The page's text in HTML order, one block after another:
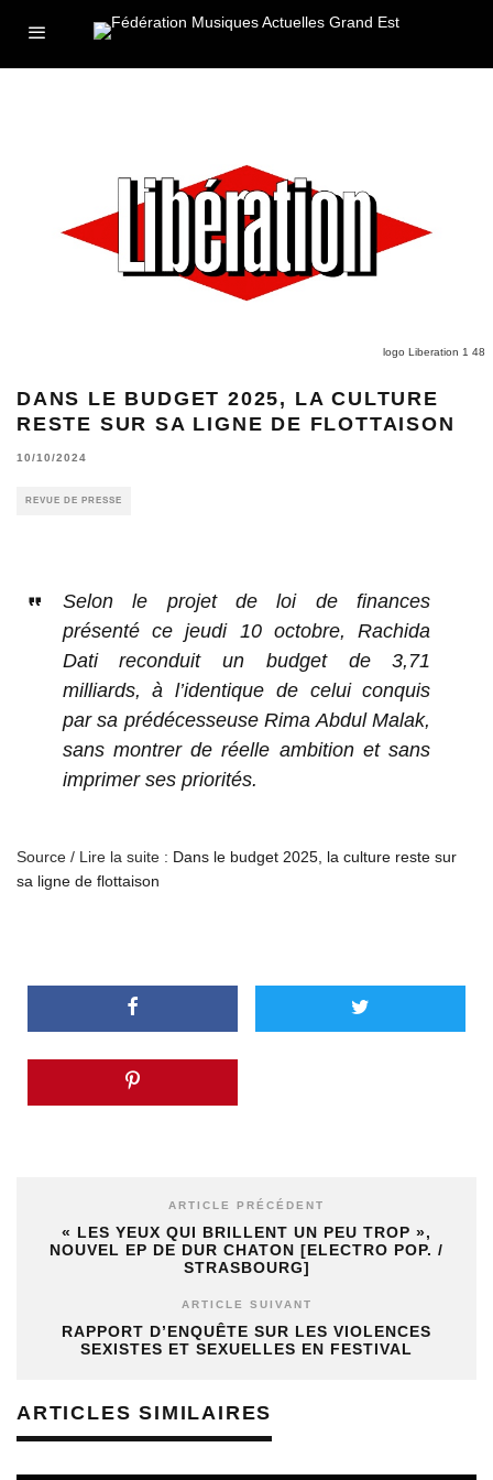
logo Liberation 1 48
DANS LE BUDGET 2025, LA CULTURE
RESTE SUR SA LIGNE DE FLOTTAISON
10/10/2024
REVUE DE PRESSE
Selon le projet de loi de finances
présenté ce jeudi 10 octobre, Rachida
Dati reconduit un budget de 3,71
milliards, à l’identique de celui conquis
par sa prédécesseuse Rima Abdul Malak,
sans montrer de réelle ambition et sans
imprimer ses priorités.
Source / Lire la suite : Dans le budget 2025, la culture reste sur
sa ligne de flottaison
ARTICLE PRÉCÉDENT
« LES YEUX QUI BRILLENT UN PEU TROP »,
NOUVEL EP DE DUR CHATON [ELECTRO POP. /
STRASBOURG]
ARTICLE SUIVANT
RAPPORT D’ENQUÊTE SUR LES VIOLENCES
SEXISTES ET SEXUELLES EN FESTIVAL
ARTICLES SIMILAIRES